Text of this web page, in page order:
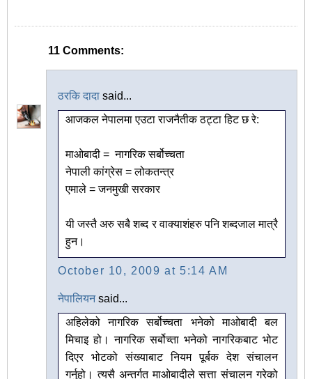
11 Comments:
ठरकि दादा said...
आजकल नेपालमा एउटा राजनैतीक ठट्टा हिट छ रे:
माओबादी = ‍ नागरिक सर्बोच्चता
नेपाली कांग्रेस = लोकतन्त्र
एमाले ‍= जनमुखी सरकार
यी जस्तै अरु सबै शब्द र वाक्याशंहरु पनि शब्दजाल मात्रै
हुन।
October 10, 2009 at 5:14 AM
नेपालियनsaid...
अहिलेको नागरिक सर्बोच्चता भनेको माओबादी बल
मिचाइ हो। नागरिक सर्बोच्ता भनेको नागरिकबाट भोट
दिएर भोटको संख्याबाट नियम पूर्बक देश संचालन
गर्नुहो। त्यसै अन्तर्गत माओबादीले सत्ता संचालन गरेको